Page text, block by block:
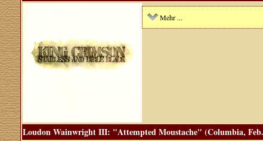
Mehr ...
Loudon Wainwright III: "Attempted Moustache" (Columbia,